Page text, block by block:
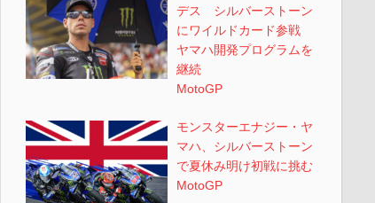
デス シルバーストーン
にワイルドカード参戦
ヤマハ開発プログラムを
継続
MotoGP
モンスターエナジー・ヤ
マハ、シルバーストーン
で夏休み明け初戦に挑む
MotoGP